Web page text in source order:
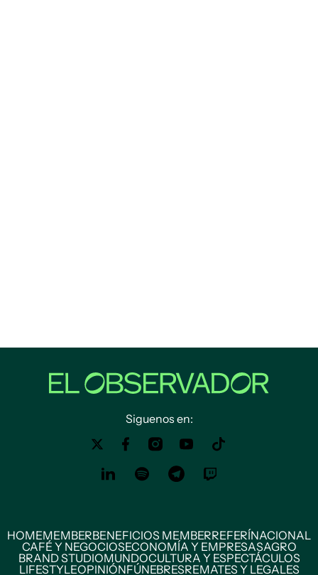
Siguenos en:
HOMEMEMBERBENEFICIOS MEMBERREFERÍNACIONAL
CAFÉ Y NEGOCIOSECONOMÍA Y EMPRESASAGRO
BRAND STUDIOMUNDOCULTURA Y ESPECTÁCULOS
LIFESTYLEOPINIÓNFÚNEBRESREMATES Y LEGALES